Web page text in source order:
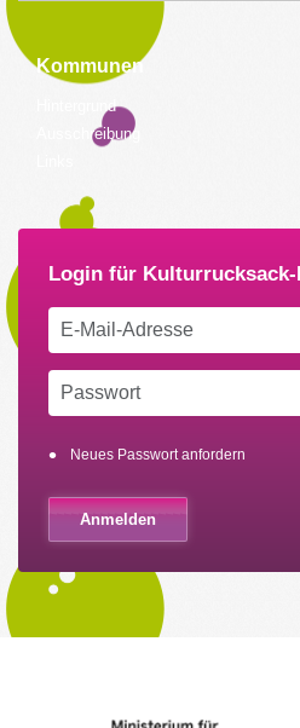
Kommunen
Hintergrund
Ausschreibung
Neues Passwort anfordern